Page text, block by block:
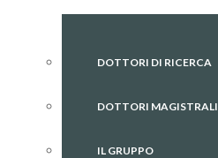
DOTTORI DI RICERCA
DOTTORI MAGISTRALI
IL GRUPPO